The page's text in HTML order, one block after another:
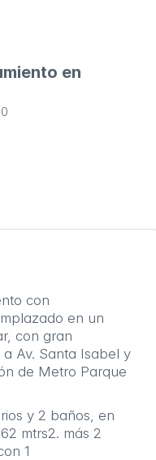
en
con
en un
con gran
Av. Santa Isabel y
de Metro Parque
y 2 baños, en
mtrs2. más 2
1